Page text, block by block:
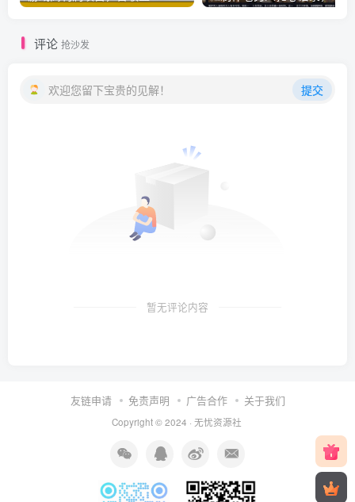
评论 抢沙发
欢迎您留下宝贵的见解！ 提交
暂无评论内容
友链申请 免责声明 广告合作 关于我们
Copyright © 2024 · 无忧资源社